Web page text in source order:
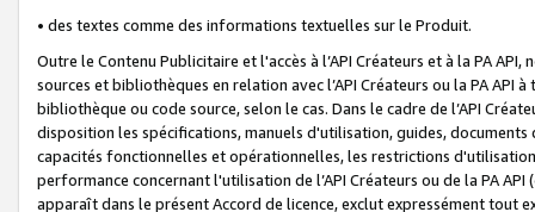
• des textes comme des informations textuelles sur le Produit.
Outre le Contenu Publicitaire et l'accès à l’API Créateurs et à la PA
sources et bibliothèques en relation avec l’API Créateurs ou la PA
bibliothèque ou code source, selon le cas. Dans le cadre de l’API
disposition les spécifications, manuels d'utilisation, guides,
capacités fonctionnelles et opérationnelles, les restrictions
performance concernant l'utilisation de l’API Créateurs ou de la PA
apparaît dans le présent Accord de licence, exclut expressément tout